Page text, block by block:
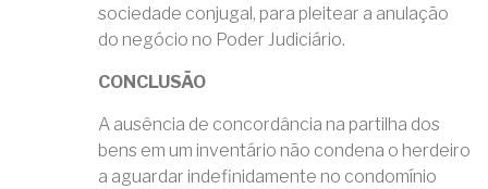
sociedade conjugal, para pleitear a anulação
do negócio no Poder Judiciário.
CONCLUSÃO
A ausência de concordância na partilha dos
bens em um inventário não condena o herdeiro
a aguardar indefinidamente no condomínio